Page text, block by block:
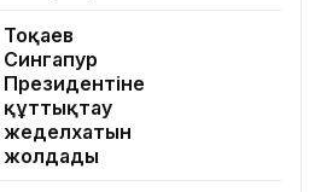
Тоқаев
Сингапур
Президентіне
құттықтау
жеделхатын
жолдады